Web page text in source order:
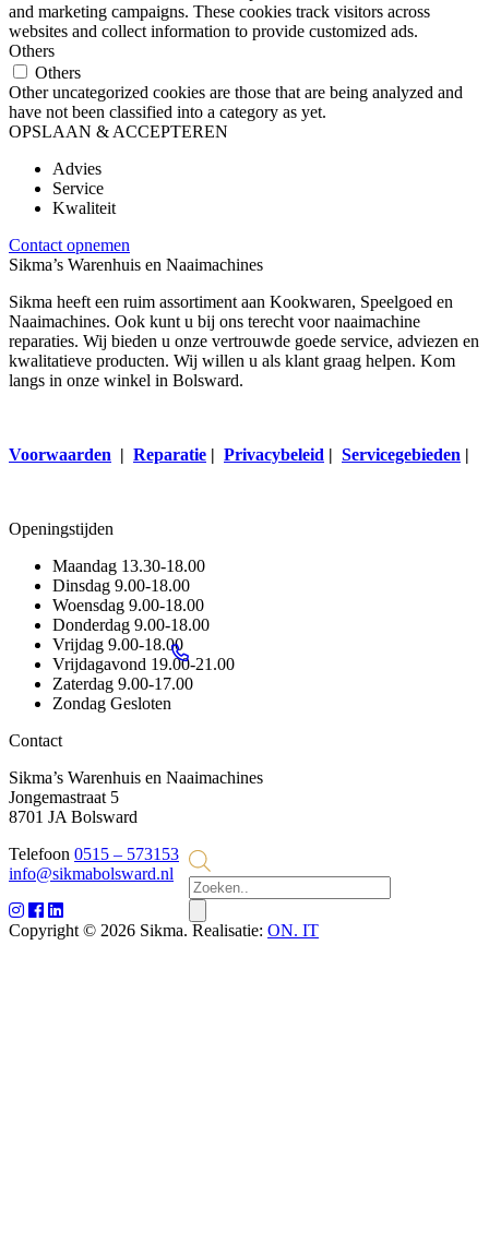
Producten
zoeken
and marketing campaigns. These cookies track visitors across
websites and collect information to provide customized ads.
Others
Others
Other uncategorized cookies are those that are being analyzed and
have not been classified into a category as yet.
OPSLAAN & ACCEPTEREN
Advies
Service
Kwaliteit
Contact opnemen
Sikma’s Warenhuis en Naaimachines
Sikma heeft een ruim assortiment aan Kookwaren, Speelgoed en
Naaimachines. Ook kunt u bij ons terecht voor naaimachine
reparaties. Wij bieden u onze vertrouwde goede service, adviezen en
kwalitatieve producten. Wij willen u als klant graag helpen. Kom
langs in onze winkel in Bolsward.
Voorwaarden | Reparatie | Privacybeleid | Servicegebieden |
Openingstijden
Maandag 13.30-18.00
Dinsdag 9.00-18.00
Woensdag 9.00-18.00
Donderdag 9.00-18.00
Vrijdag 9.00-18.00
Vrijdagavond 19.00-21.00
Zaterdag 9.00-17.00
Zondag Gesloten
Contact
Sikma’s Warenhuis en Naaimachines
Jongemastraat 5
8701 JA Bolsward
Telefoon 0515 – 573153
info@sikmabolsward.nl
Copyright © 2026 Sikma. Realisatie: ON. IT